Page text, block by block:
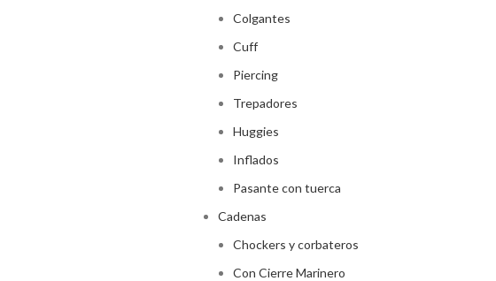
Colgantes
Cuff
Piercing
Trepadores
Huggies
Inflados
Pasante con tuerca
Cadenas
Chockers y corbateros
Con Cierre Marinero